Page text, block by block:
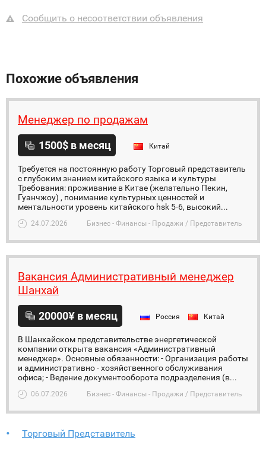
Сообщить о несоответствии объявления
Похожие объявления
Менеджер по продажам
1500$ в месяц Китай
Требуется на постоянную работу Торговый представитель
с глубоким знанием китайского языка и культуры
Требования: проживание в Китае (желательно Пекин,
Гуанчжоу) , понимание культурных ценностей и
ментальности уровень китайского hsk 5-6, высокий...
24.07.2026 Бизнес - Финансы - Продажи / Представитель
Вакансия Административный менеджер
Шанхай
20000¥ в месяц Россия Китай
В Шанхайском представительстве энергетической
компании открыта вакансия «Административный
менеджер». Основные обязанности: - Организация работы
и административно - хозяйственного обслуживания
офиса; - Ведение документооборота подразделения (в...
06.07.2026 Бизнес - Финансы - Продажи / Представитель
Торговый Представитель